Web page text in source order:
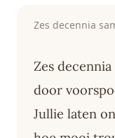
Zes decennia
Zes decennia
door
Jullie laten